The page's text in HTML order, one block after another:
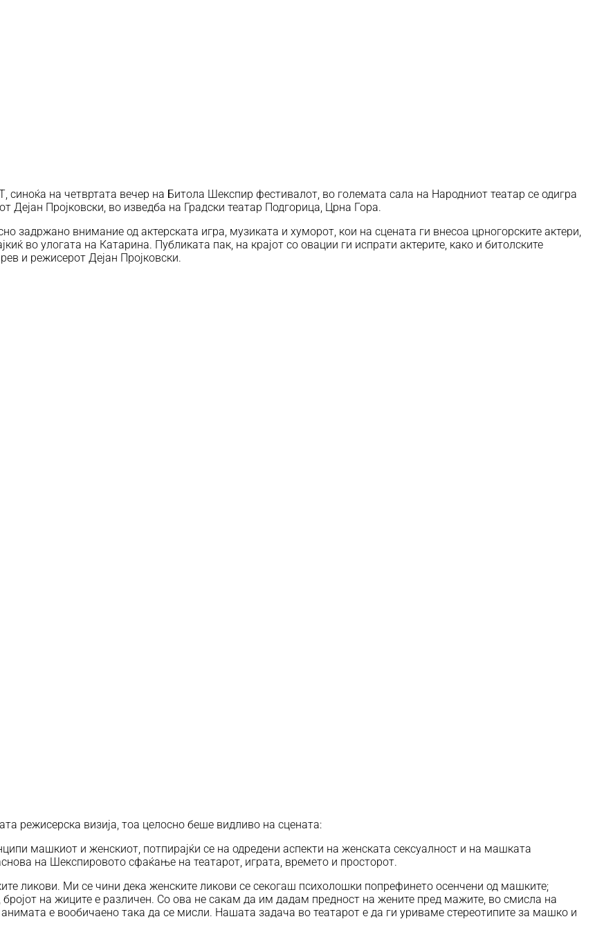
на четвртата вечер на Битола Шекспир фестивалот, во големата сала на Народниот театар се одигра
Дејан Пројковски, во изведба на Градски театар Подгорица, Црна Гора.
задржано внимание од актерската игра, музиката и хуморот, кои на сцената ги внесоа црногорските актери,
во улогата на Катарина. Публиката пак, на крајот со овации ги испрати актерите, како и битолските
и режисерот Дејан Пројковски.
режисерска визија, тоа целосно беше видливо на сцената:
машкиот и женскиот, потпирајќи се на одредени аспекти на женската сексуалност и на машката
на Шекспировото сфаќање на театарот, играта, времето и просторот.
ликови. Ми се чини дека женските ликови се секогаш психолошки попрефинето осенчени од машките;
на жиците е различен. Со ова не сакам да им дадам предност на жените пред мажите, во смисла на
е вообичаено така да се мисли. Нашата задача во театарот е да ги уриваме стереотипите за машко и